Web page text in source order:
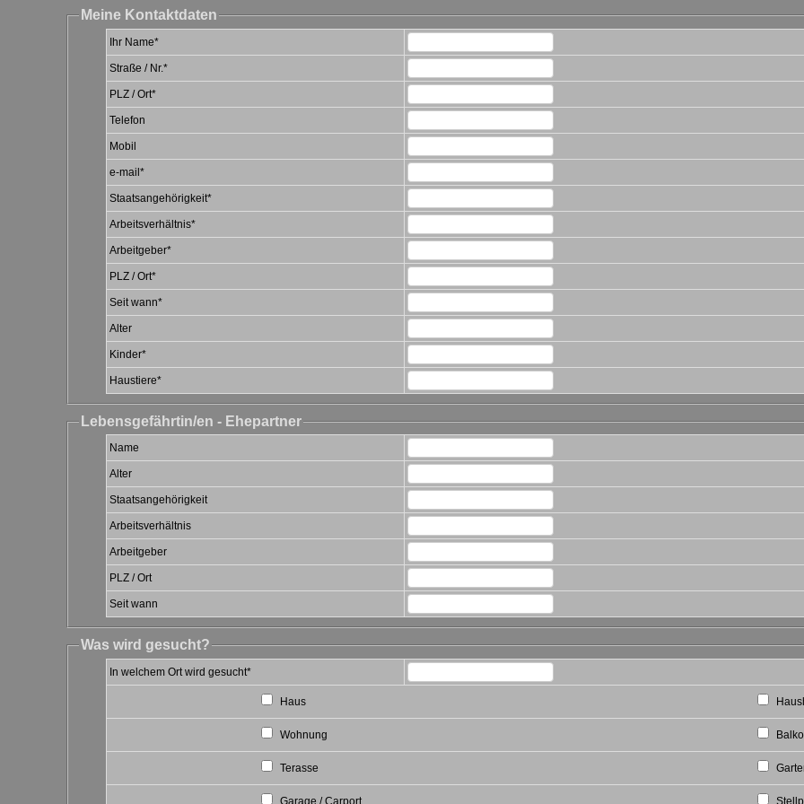
Meine Kontaktdaten
Ihr Name*
Straße / Nr.*
PLZ / Ort*
Telefon
Mobil
e-mail*
Staatsangehörigkeit*
Arbeitsverhältnis*
Arbeitgeber*
PLZ / Ort*
Seit wann*
Alter
Kinder*
Haustiere*
Lebensgefährtin/en - Ehepartner
Name
Alter
Staatsangehörigkeit
Arbeitsverhältnis
Arbeitgeber
PLZ / Ort
Seit wann
Was wird gesucht?
In welchem Ort wird gesucht*
Haus
Wohnung
Terasse
Garage / Carport